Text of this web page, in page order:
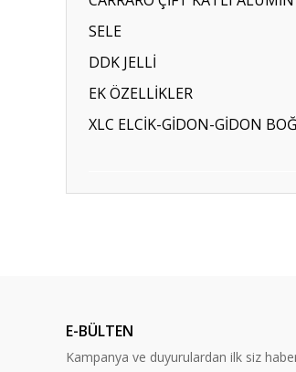
SELE
DDK JELLİ
EK ÖZELLİKLER
XLC ELCİK-GİDON-GİDON
Ürün bilgilerinde hatalar bulunuyor.
Ürün fiyatı diğer sitelerden daha
E-BÜLTEN
Kampanya ve duyurulardan ilk siz